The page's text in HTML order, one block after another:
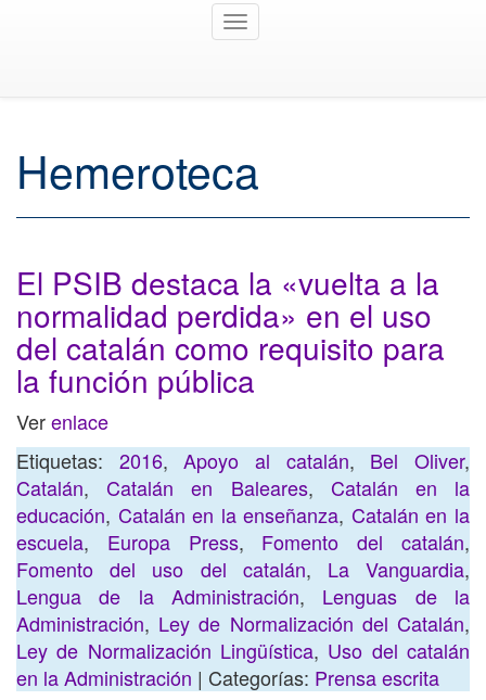
Toggle
Hemeroteca
El PSIB destaca la «vuelta a la
normalidad perdida» en el uso
del catalán como requisito para
la función pública
Verenlace
Etiquetas: 2016,Apoyo al catalán, Bel Oliver,
Catalán,Catalán en Baleares, Catalán en la
educación, Catalán en la enseñanza, Catalán en la
escuela, Europa Press, Fomento del catalán,
Fomento del uso del catalán, La Vanguardia,
Lengua de la Administración, Lenguas de la
Administración, Ley de Normalización del Catalán,
Ley de Normalización Lingüística, Uso del catalán
en la Administración | Categorías: Prensa escrita